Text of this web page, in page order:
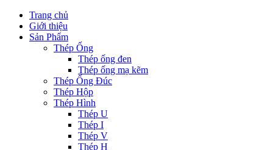
Trang chủ
Giới thiệu
Sản Phẩm
Thép Ống
Thép ống đen
Thép ống mạ kẽm
Thép Ống Đúc
Thép Hộp
Thép Hình
Thép U
Thép I
Thép V
Thép H